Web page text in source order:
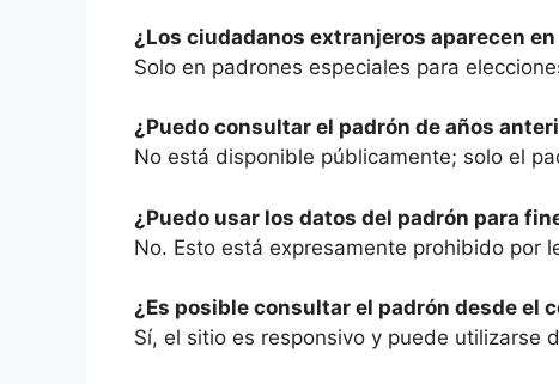
¿Los ciudadanos extranjeros aparecen
Solo en padrones especiales para
¿Puedo consultar el padrón de años
No está disponible públicamente; solo el
¿Puedo usar los datos del padrón para
No. Esto está expresamente prohibido por
¿Es posible consultar el padrón desde el
Sí, el sitio es responsivo y puede utilizarse